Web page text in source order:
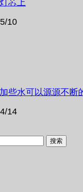
芯上
10
些水可以源源不断
14